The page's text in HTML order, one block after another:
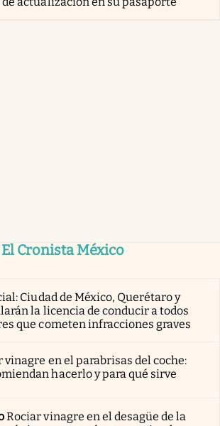
Cronista México
Ciudad de México, Querétaro y
la licencia de conducir a todos
que cometen infracciones graves
vinagre en el parabrisas del coche:
hacerlo y para qué sirve
Rociar vinagre en el desagüe de la